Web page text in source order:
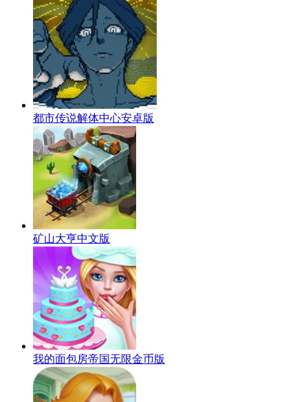
都市传说解体中心安卓版
矿山大亨中文版
我的面包房帝国无限金币版